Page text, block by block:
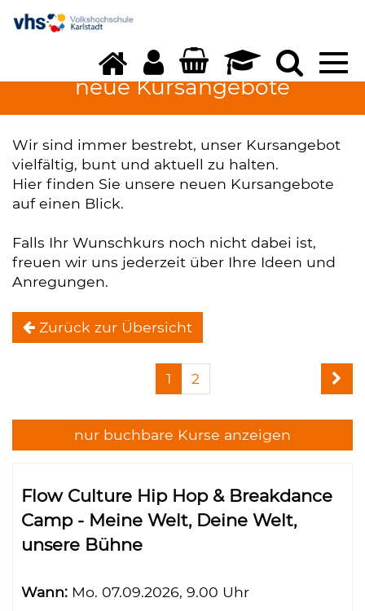
neue Kursangebote
Wir sind immer bestrebt, unser Kursangebot
vielfältig, bunt und aktuell zu halten.
Hier finden Sie unsere neuen Kursangebote
auf einen Blick.
Falls Ihr Wunschkurs noch nicht dabei ist,
freuen wir uns jederzeit über Ihre Ideen und
Anregungen.
Zurück zur Übersicht
Kursangebote
1 2
nur buchbare Kurse anzeigen
Tabellenüberschriften
können
sortiert
werden.
Flow Culture Hip Hop & Breakdance
Camp - Meine Welt, Deine Welt,
unsere Bühne
Wann: Mo. 07.09.2026, 9.00 Uhr